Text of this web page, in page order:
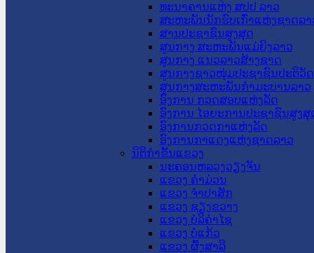
ທະນາຄານແຫ່ງ ສປປ ລາວ
ສະຫະພັນນັກຮົບເກົ່າແຫ່ງຊາດລາ
ສານປະຊາຊົນສູງສຸດ
ສູນກາງ ສະຫະພັນແມ່ຍິງລາວ
ສູນກາງ ແນວລາວສ້າງຊາດ
ສູນກາງຊາວໜຸ່ມປະຊາຊົນປະຕິວັ
ສູນກາງສະຫະພັນກຳມະບານລາວ
ອົງການ ກວດສອບແຫ່ງລັດ
ອົງການ ໄອຍະການປະຊາຊົນສູງສຸ
ອົງການກວດກາແຫ່ງລັດ
ອົງການກາແດງແຫ່ງຊາດລາວ
ນິຕິກໍາຂັ້ນແຂວງ
ນະ​ຄອນ​ຫລວງວຽງຈັນ
ແຂວງ ຄໍາມ່ວນ
ແຂວງ ຈໍາປາສັກ
ແຂວງ ຊຽງຂວາງ
ແຂວງ ບໍລິຄໍາໄຊ
ແຂວງ ບໍ່ແກ້ວ
ແຂວງ ຜົ້ງສາລີ